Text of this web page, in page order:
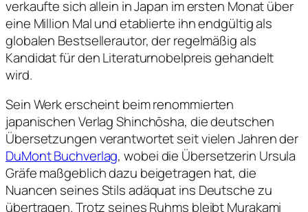
verkaufte sich allein in Japan im ersten Monat über
eine Million Mal und etablierte ihn endgültig als
globalen Bestsellerautor, der regelmäßig als
Kandidat für den Literaturnobelpreis gehandelt
wird.
Sein Werk erscheint beim renommierten
japanischen Verlag Shinchōsha, die deutschen
Übersetzungen verantwortet seit vielen Jahren der
DuMont Buchverlag, wobei die Übersetzerin Ursula
Gräfe maßgeblich dazu beigetragen hat, die
Nuancen seines Stils adäquat ins Deutsche zu
übertragen. Trotz seines Ruhms bleibt Murakami